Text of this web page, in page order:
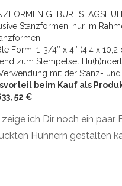
Stanzformen; nur im
Form: 1-3/4″ x 4″ (4,4 x 10,2
zum Stempelset
mit der Stanz-
beim Kauf als
52 €
zeige ich Dir noch ein
Hühnern gestalten